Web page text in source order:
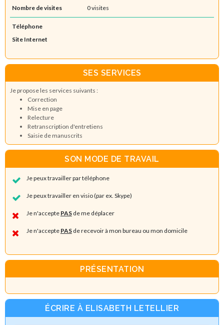
Nombre de visites
0 visites
Téléphone
Site Internet
SES SERVICES
Je propose les services suivants :
Correction
Mise en page
Relecture
Retranscription d'entretiens
Saisie de manuscrits
SON MODE DE TRAVAIL
Je peux travailler par téléphone
Je peux travailler en visio (par ex. Skype)
Je n'accepte PASde me déplacer
Je n'accepte PASde recevoir à mon bureau ou mon domicile
PRÉSENTATION
ÉCRIRE À ELISABETH LETELLIER